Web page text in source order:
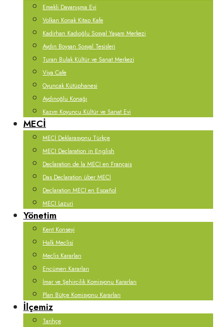
Emekli Dayanışma Evi
Volkan Konak Kitap Kafe
Kadirhan Kadıoğlu Sosyal Yaşam Merkezi
Aydın Boysan Sosyal Tesisleri
Turan Bulak Kültür ve Sanat Merkezi
Viya Cafe
Oyuncak Kütüphanesi
Aydınoğlu Konağı
Kazım Koyuncu Kültür ve Sanat Evi
MECİ
MECİ Deklarasyonu Türkçe
MECI Declaration in English
Declaration de la MECI en Français
Das Declaration über MECİ
Declaration MECI en Español
MECI Lazuri
Yönetim
Kent Konseyi
Halk Meclisi
Meclis Kararları
Encümen Kararları
İmar ve Şehircilik Komisyonu Kararları
Plan Bütçe Komisyonu Kararları
İlçemiz
Tarihçe